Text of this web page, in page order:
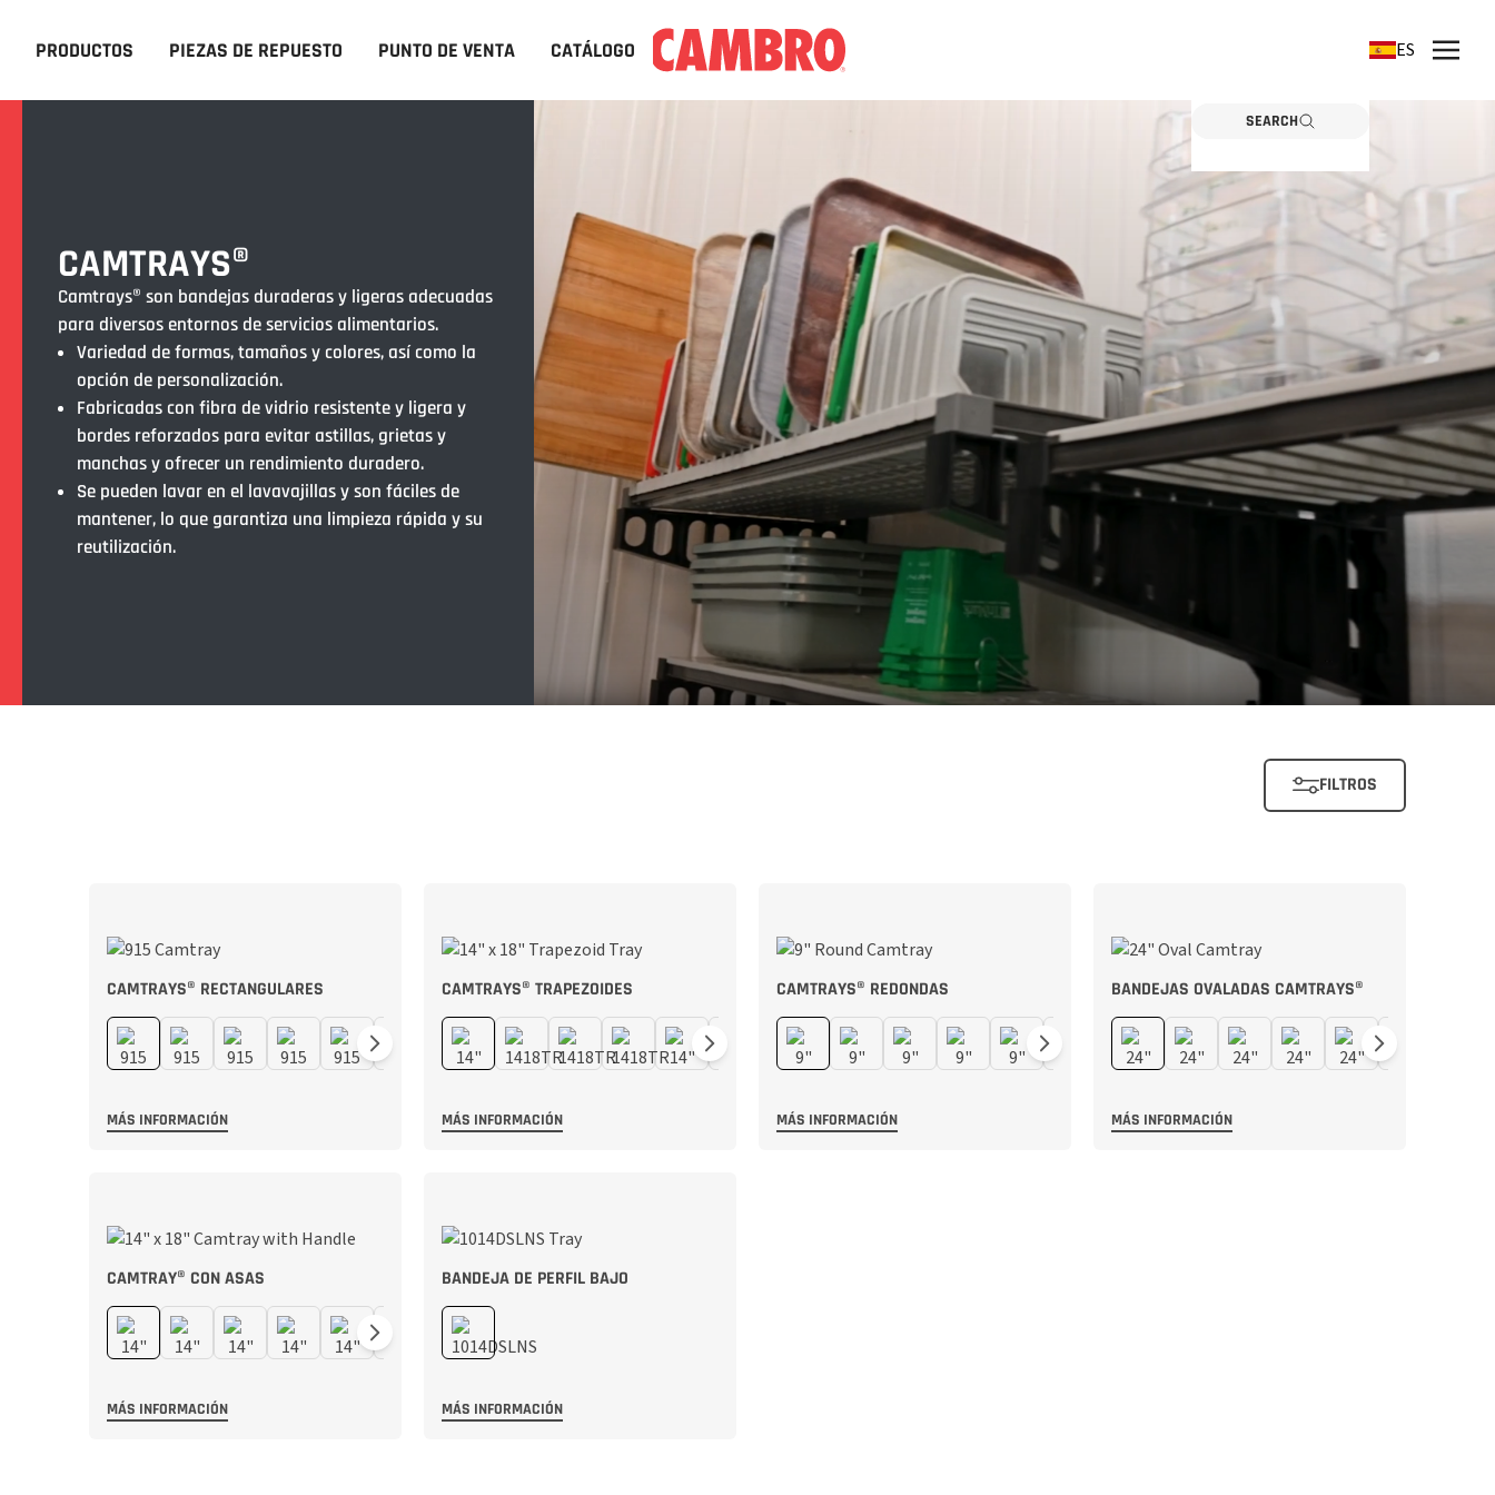
PRODUCTOS PIEZAS DE REPUESTO PUNTO DE VENTA CATÁLOGO
SEARCH
ES
CAMTRAYS®
Camtrays® son bandejas duraderas y ligeras adecuadas
para diversos entornos de servicios alimentarios.
Variedad de formas, tamaños y colores, así como la
opción de personalización.
Fabricadas con fibra de vidrio resistente y ligera y
bordes reforzados para evitar astillas, grietas y
manchas y ofrecer un rendimiento duradero.
Se pueden lavar en el lavavajillas y son fáciles de
mantener, lo que garantiza una limpieza rápida y su
reutilización.
FILTROS
CAMTRAYS® RECTANGULARES
MÁS INFORMACIÓN
CAMTRAYS® TRAPEZOIDES
MÁS INFORMACIÓN
CAMTRAYS® REDONDAS
MÁS INFORMACIÓN
BANDEJAS OVALADAS CAMTRAYS®
MÁS INFORMACIÓN
CAMTRAY® CON ASAS
MÁS INFORMACIÓN
BANDEJA DE PERFIL BAJO
MÁS INFORMACIÓN